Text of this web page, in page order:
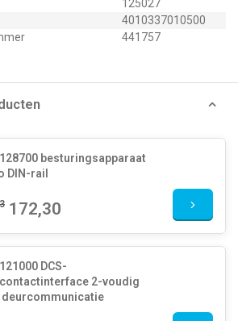
125027
4010337010500
441757
besturingsapparaat
DIN-rail
172,30
DCS-
2-voudig